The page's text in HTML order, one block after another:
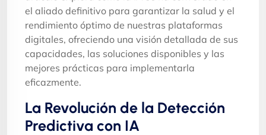
el aliado definitivo para garantizar la salud y el
rendimiento óptimo de nuestras plataformas
digitales, ofreciendo una visión detallada de sus
capacidades, las soluciones disponibles y las
mejores prácticas para implementarla
eficazmente.
La Revolución de la Detección
Predictiva con IA